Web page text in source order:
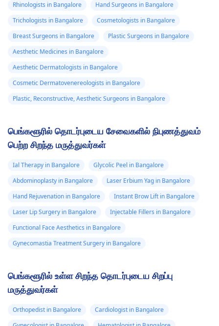
Rhinologists in Bangalore
Hand Surgeons in Bangalore
Trichologists in Bangalore
Cosmetologists in Bangalore
Breast Surgeons in Bangalore
Plastic Surgeons in Bangalore
Aesthetic Medicines in Bangalore
Aesthetic Dermatologists in Bangalore
Cosmetic Dermatovenereologists in Bangalore
Plastic, Reconstructive, Aesthetic Surgeons in Bangalore
பெங்களூரில் தொடர்புடைய சேவைகளில் நிபுணத்துவம்
பெற்ற சிறந்த மருத்துவர்கள்
Ial Therapy in Bangalore
Glycolic Peel in Bangalore
Abdominoplasty in Bangalore
Laser Erbium Yag in Bangalore
Hand Rejuvenation in Bangalore
Instant Brow Lift in Bangalore
Laser Lip Surgery in Bangalore
Injectable Fillers in Bangalore
Functional Face Aesthetics in Bangalore
Gynecomastia Treatment Surgery in Bangalore
பெங்களூரில் உள்ள சிறந்த தொடர்புடைய சிறப்பு
மருத்துவர்கள்
Orthopedist in Bangalore
Cardiologist in Bangalore